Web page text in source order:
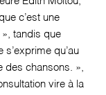
c’est une
tandis que
s’exprime qu’au
des chansons. »,
vire à la